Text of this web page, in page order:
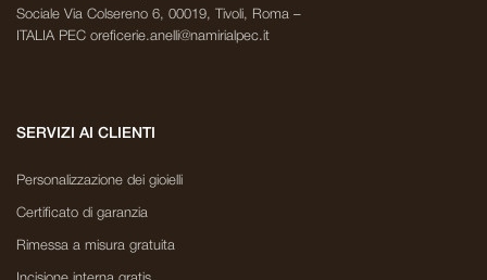
Sociale Via Colsereno 6, 00019, Tivoli, Roma –
ITALIA PEC oreficerie.anelli@namirialpec.it
SERVIZI AI CLIENTI
Personalizzazione dei gioielli
Certificato di garanzia
Rimessa a misura gratuita